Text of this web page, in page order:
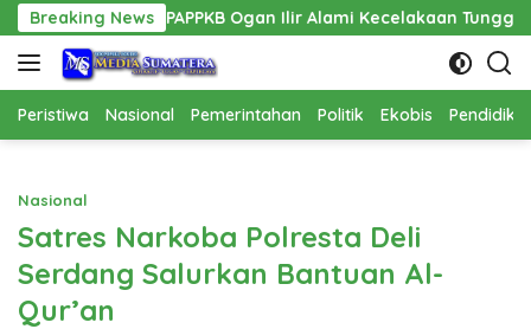
Langsung
ke
konten
Breaking News
Ogan Ilir Alami Kecelakaan Tunggal
Peristiwa Nasional Pemerintahan Politik Ekobis
Nasional
Satres Narkoba Polresta Deli
Serdang Salurkan Bantuan Al-
Qur’an